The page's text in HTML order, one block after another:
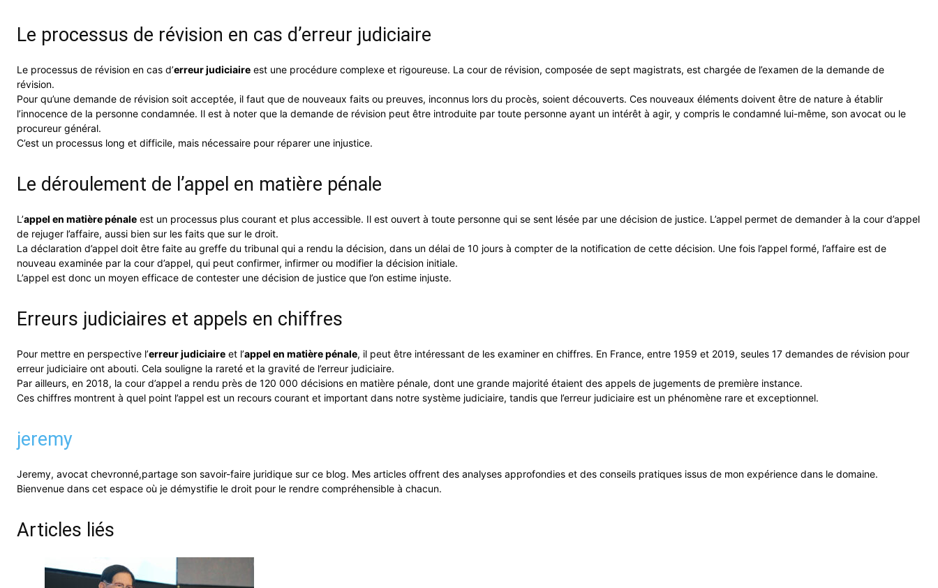
Le processus de révision en cas d’erreur judiciaire
Le processus de révision en cas d’erreur judiciaire est une procédure complexe et rigoureuse. La cour de révision, composée de sept magistrats, est chargée de l’examen de la demande de
révision.
Pour qu’une demande de révision soit acceptée, il faut que de nouveaux faits ou preuves, inconnus lors du procès, soient découverts. Ces nouveaux éléments doivent être de nature à établir
l’innocence de la personne condamnée. Il est à noter que la demande de révision peut être introduite par toute personne ayant un intérêt à agir, y compris le condamné lui-même, son avocat ou le
procureur général.
C’est un processus long et difficile, mais nécessaire pour réparer une injustice.
Le déroulement de l’appel en matière pénale
L’appel en matière pénale est un processus plus courant et plus accessible. Il est ouvert à toute personne qui se sent lésée par une décision de justice. L’appel permet de demander à la cour d’appel
de rejuger l’affaire, aussi bien sur les faits que sur le droit.
La déclaration d’appel doit être faite au greffe du tribunal qui a rendu la décision, dans un délai de 10 jours à compter de la notification de cette décision. Une fois l’appel formé, l’affaire est de
nouveau examinée par la cour d’appel, qui peut confirmer, infirmer ou modifier la décision initiale.
L’appel est donc un moyen efficace de contester une décision de justice que l’on estime injuste.
Erreurs judiciaires et appels en chiffres
Pour mettre en perspective l’erreur judiciaire et l’appel en matière pénale, il peut être intéressant de les examiner en chiffres. En France, entre 1959 et 2019, seules 17 demandes de révision pour
erreur judiciaire ont abouti. Cela souligne la rareté et la gravité de l’erreur judiciaire.
Par ailleurs, en 2018, la cour d’appel a rendu près de 120 000 décisions en matière pénale, dont une grande majorité étaient des appels de jugements de première instance.
Ces chiffres montrent à quel point l’appel est un recours courant et important dans notre système judiciaire, tandis que l’erreur judiciaire est un phénomène rare et exceptionnel.
jeremy
Jeremy, avocat chevronné,partage son savoir-faire juridique sur ce blog. Mes articles offrent des analyses approfondies et des conseils pratiques issus de mon expérience dans le domaine.
Bienvenue dans cet espace où je démystifie le droit pour le rendre compréhensible à chacun.
Articles liés